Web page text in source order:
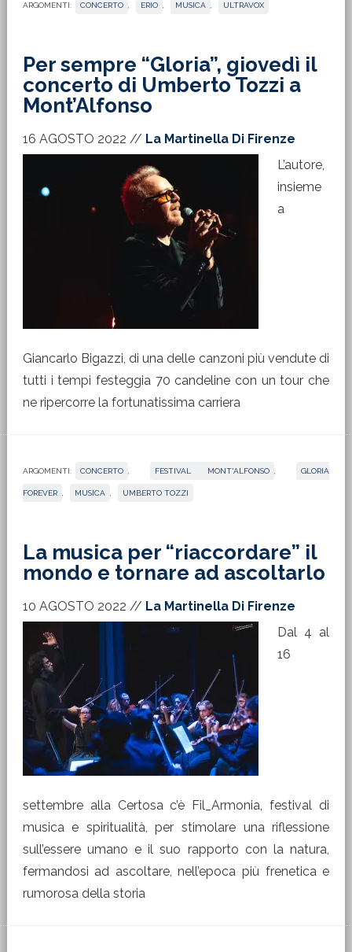
ARGOMENTI: CONCERTO ERIO MUSICA ULTRAVOX
Per sempre “Gloria”, giovedì il
concerto di Umberto Tozzi a
Mont’Alfonso
16 AGOSTO 2022 // La Martinella Di Firenze
L’autore,
insieme
a
Giancarlo Bigazzi, di una delle canzoni più vendute di
tutti i tempi festeggia 70 candeline con un tour che
ne ripercorre la fortunatissima carriera
ARGOMENTI: CONCERTO FESTIVAL MONT'ALFONSO GLORIA
FOREVER MUSICA UMBERTO TOZZI
La musica per “riaccordare” il
mondo e tornare ad ascoltarlo
10 AGOSTO 2022 // La Martinella Di Firenze
Dal 4 al
16
settembre alla Certosa c’è Fil_Armonia, festival di
musica e spiritualità, per stimolare una riflessione
sull’essere umano e il suo rapporto con la natura,
fermandosi ad ascoltare, nell’epoca più frenetica e
rumorosa della storia